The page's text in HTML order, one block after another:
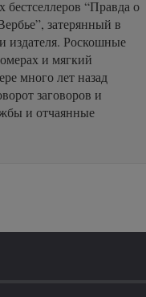
“Правда о
затерянный в
издателя. Роскошные
и мягкий
много лет назад
заговоров и
и отчаянные